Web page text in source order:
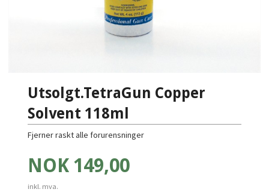
Utsolgt.TetraGun Copper
Solvent 118ml
Fjerner raskt alle forurensninger
Pris
NOK 149,00
inkl. mva.